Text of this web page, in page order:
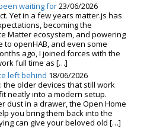
waiting for23/06/2026
Yet in a few years matter.js has
becoming the
Matter ecosystem, and powering
openHAB, and even some
ago, I joined forces with the
full time as […]
left behind 18/06/2026
the older devices that still work
neatly into a modern setup.
dust in a drawer, the Open Home
you bring them back into the
can give your beloved old […]